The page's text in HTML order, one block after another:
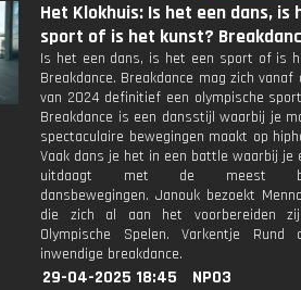
Het Klokhuis: Is het een dans, is
sport of is het kunst?
Is het een dans, is het een sport of is
Breakdance. Breakdance mag zich vanaf
van 2024 definitief een olympische
Breakdance is een dansstijl waarbij je
spectaculaire bewegingen maakt op
Vaak dans je het in een battle waarbij je
uitdaagt met de meest
dansbewegingen. Janouk bezoekt
die zich al aan het voorbereiden
Olympische Spelen. Varkentje Rund
inwendige breakdance.
29-04-2025 18:45
NPO3